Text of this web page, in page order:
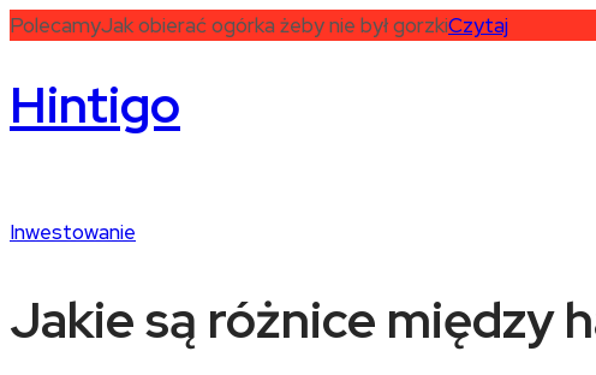
PolecamyJak obierać ogórka żeby nie był gorzkiCzytaj
Hintigo
Inwestowanie
Jakie są różnice między